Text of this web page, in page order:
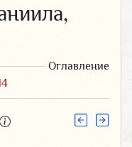
Оглавление